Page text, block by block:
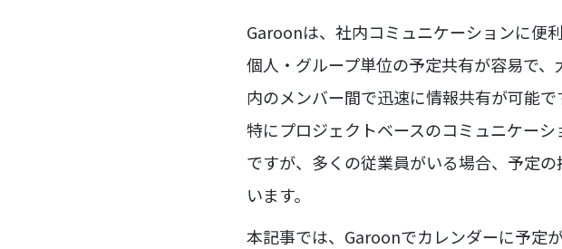
Garoonは、社内コミュニケーションに便利
個人・グループ単位の予定共有が容易で
内のメンバー間で迅速に情報共有が可能で
特にプロジェクトベースのコミュニケーシ
ですが、多くの従業員がいる場合、予定
います。
本記事では、Garoonでカレンダーに予定